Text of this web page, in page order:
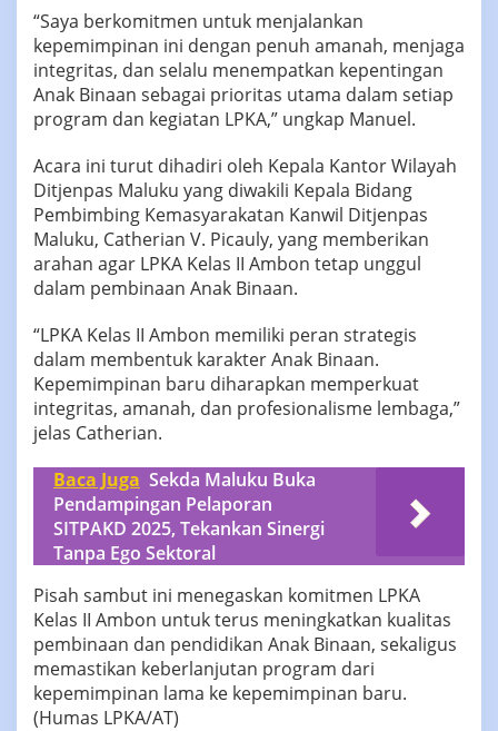
‎‎“Saya berkomitmen untuk menjalankan
kepemimpinan ini dengan penuh amanah, menjaga
integritas, dan selalu menempatkan kepentingan
Anak Binaan sebagai prioritas utama dalam setiap
program dan kegiatan LPKA,” ungkap Manuel.
‎Acara ini turut dihadiri oleh Kepala Kantor Wilayah
Ditjenpas Maluku yang diwakili Kepala Bidang
Pembimbing Kemasyarakatan Kanwil Ditjenpas
Maluku, Catherian V. Picauly, yang memberikan
arahan agar LPKA Kelas II Ambon tetap unggul
dalam pembinaan Anak Binaan.
‎‎“LPKA Kelas II Ambon memiliki peran strategis
dalam membentuk karakter Anak Binaan.
Kepemimpinan baru diharapkan memperkuat
integritas, amanah, dan profesionalisme lembaga,”
jelas Catherian.
Baca Juga ‎Sekda Maluku Buka
Pendampingan Pelaporan
SITPAKD 2025, Tekankan Sinergi
Tanpa Ego Sektoral
‎Pisah sambut ini menegaskan komitmen LPKA
Kelas II Ambon untuk terus meningkatkan kualitas
pembinaan dan pendidikan Anak Binaan, sekaligus
memastikan keberlanjutan program dari
kepemimpinan lama ke kepemimpinan baru.
(Humas LPKA/AT)